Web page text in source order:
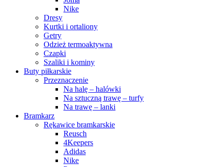
Nike
Dresy
Kurtki i ortaliony
Getry
Odzież termoaktywna
Czapki
Szaliki i kominy
Buty piłkarskie
Przeznaczenie
Na halę – halówki
Na sztuczną trawę – turfy
Na trawę – lanki
Bramkarz
Rękawice bramkarskie
Reusch
4Keepers
Adidas
Nike